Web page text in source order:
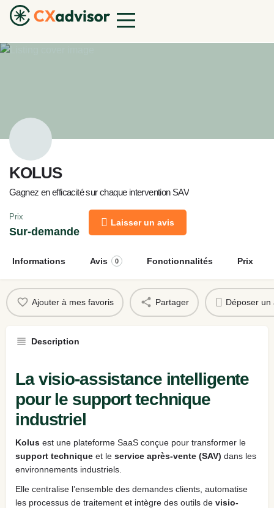
KOLUS
Gagnez en efficacité sur chaque intervention SAV
Prix
Sur-demande
Laisser un avis
Informations Avis 0 Fonctionnalités Prix
Ajouter à mes favoris Partager Déposer un
Description
La visio-assistance intelligente
pour le support technique
industriel
Kolus est une plateforme SaaS conçue pour transformer le
support technique et le service après-vente (SAV) dans les
environnements industriels.
Elle centralise l’ensemble des demandes clients, automatise
les processus de traitement et intègre des outils de visio-